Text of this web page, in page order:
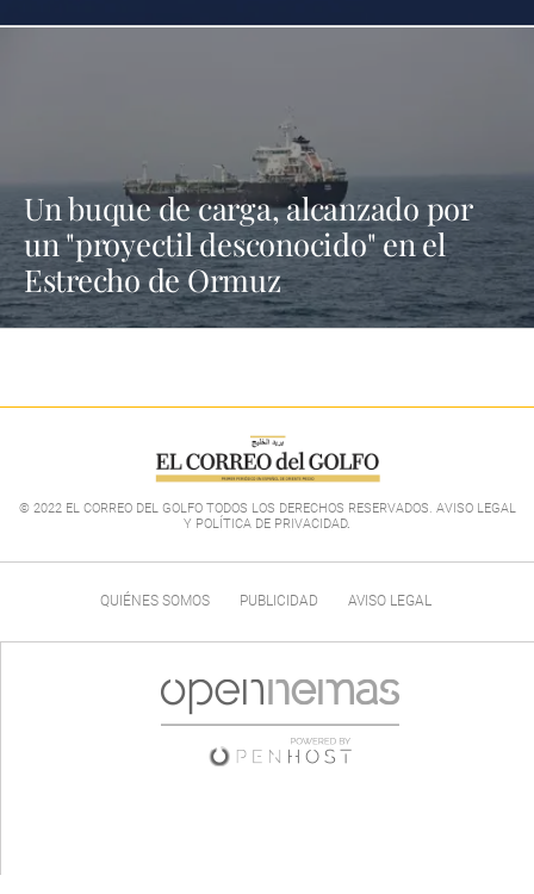
Un buque de carga, alcanzado por
un "proyectil desconocido" en el
Estrecho de Ormuz
© 2022 EL CORREO DEL GOLFO TODOS LOS DERECHOS RESERVADOS. AVISO LEGAL
Y POLÍTICA DE PRIVACIDAD.
QUIÉNES SOMOS PUBLICIDAD AVISO LEGAL